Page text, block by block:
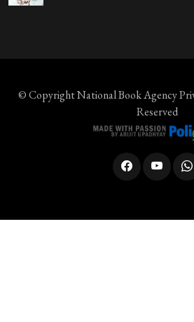
© CopyrightNational Book Agency
Reserved